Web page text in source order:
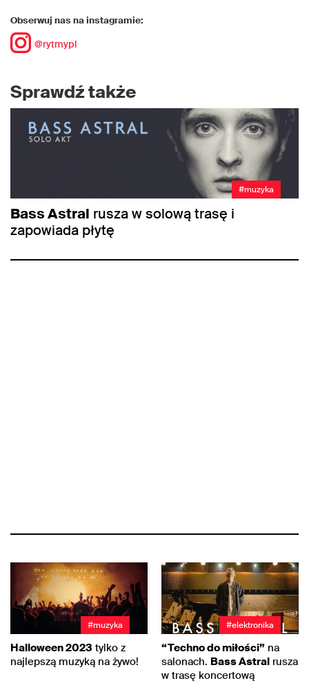
Obserwuj nas na instagramie:
@rytmypl
Sprawdź także
#muzyka
Bass Astral rusza w solową trasę i
zapowiada płytę
#muzyka
Halloween 2023 tylko z
najlepszą muzyką na żywo!
#elektronika
“Techno do miłości” na
salonach. Bass Astral rusza
w trasę koncertową